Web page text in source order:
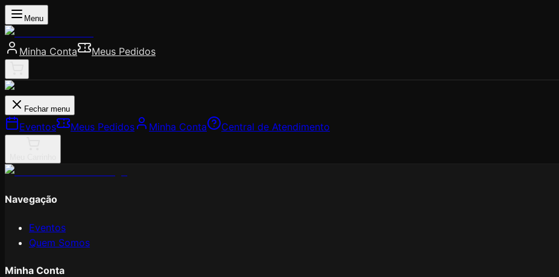
Menu
Minha Conta Meus Pedidos
Fechar menu
Eventos Meus Pedidos Minha Conta Central de Atendimento
Navegação
Eventos
Quem Somos
Minha Conta